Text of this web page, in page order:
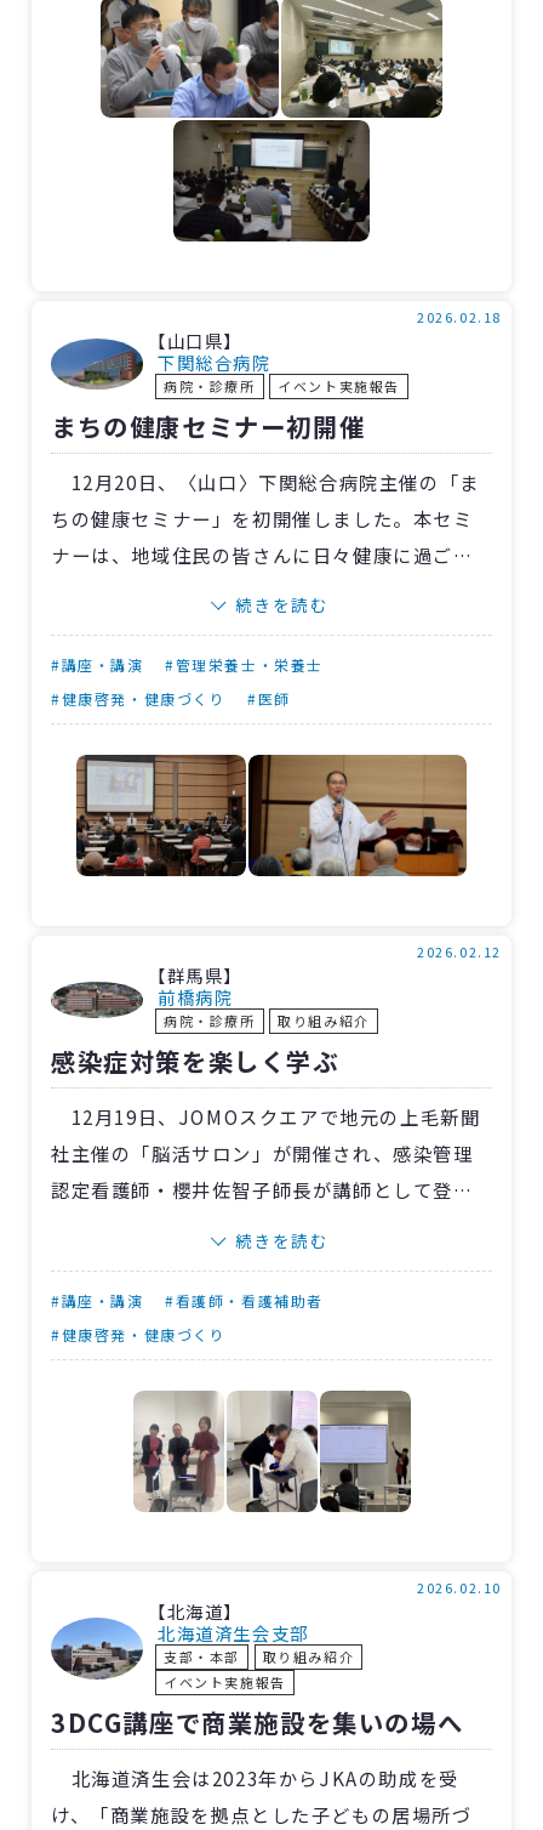
いて」、救急認定看護師・保脇佳奈恵副師長が
「アナフィラキシー対応 2つの事例から学ぶこ
と」と題して3題の発表を行ないました。
消防の発表では、今回も当院に救急搬送され
た患者さんを症例に挙げ、多くの意見交換を行
なうことができました。
【山口県】
下関総合病院
病院・診療所 イベント実施報告
2026.02.18
まちの健康セミナー初開催
12月20日、〈山口〉下関総合病院主催の「ま
ちの健康セミナー」を初開催しました。本セミ
ナーは、地域住民の皆さんに日々健康に過ごす
ための知識や注意点などを知ってもらうことを
いく予定です。
第1回である今回は、寒さが厳しくなる時期の
をテーマとしました。160人以上が来場し、会場
は満員となりました。
管理栄養士が減塩を中心とした食事の工夫に
ついて、医師が高血圧や不整脈の基礎知識と冬
後半の質問コーナーでは多くの質問が寄せら
れ、活発な意見交換ができ、大変有意義なセミ
ナーとなりました。
続きを読む
#講座・講演
#管理栄養士・栄養士
#健康啓発・健康づくり
#医師
【群馬県】
前橋病院
病院・診療所 取り組み紹介
2026.02.12
感染症対策を楽しく学ぶ
12月19日、JOMOスクエアで地元の上毛新聞
社主催の「脳活サロン」が開催され、感染管理
認定看護師・櫻井佐智子師長が講師として登壇
ルエンザや新型コロナウイルス感染症の流行状
況を踏まえ、日常生活で役立つ感染症対策の基
法や手洗いのポイントに加え、蛍光塗料を使っ
た手洗い体験では、実体験を通して理解が深ま
り、参加者が笑顔で取り組む姿が印象的でし
問にも丁寧に対応。「ウイルスを完全になくす
のではなく、減らす意識が大切」と呼びかけま
した。
身近なテーマを楽しく学べる機会となり、参
加者にとって日常生活を見直すきっかけとなる
時間となりました。
続きを読む
#講座・講演
#看護師・看護補助者
#健康啓発・健康づくり
【北海道】
北海道済生会支部
支部・本部
取り組み紹介
イベント実施報告
2026.02.10
3DCG講座で商業施設を集いの場へ
北海道済生会は2023年からJKAの助成を受
け、「商業施設を拠点とした子どもの居場所づ